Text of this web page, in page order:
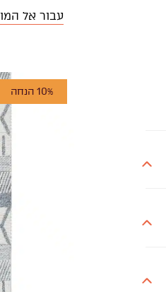
עבור אל
10% הנחה